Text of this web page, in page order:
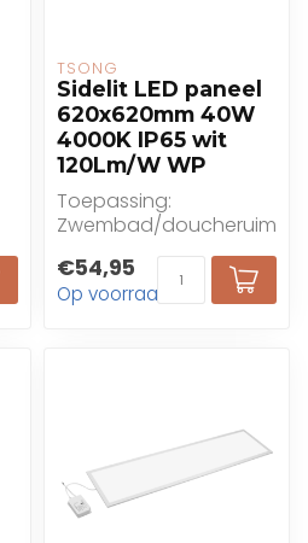
TSONG
Sidelit LED paneel
620x620mm 40W
4000K IP65 wit
120Lm/W WP
Toepassing:
Zwembad/doucheruimte,
hotels, kantoren,
winkels,
gezondheidszorg, on...
€54,95
Op voorraad